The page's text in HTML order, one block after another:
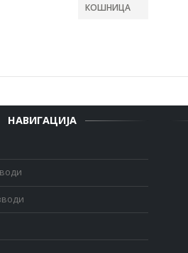
КОШНИЦА
НАВИГАЦИЈА